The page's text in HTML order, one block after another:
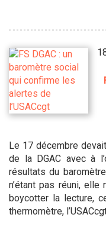
Le 17 décembre
de la DGAC avec à
résultats du
n’étant pas réuni, elle
boycotter la lecture,
thermomètre,